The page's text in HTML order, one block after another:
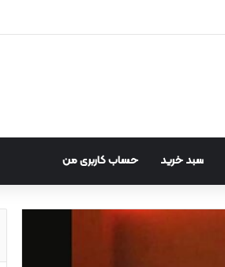
سبد خرید حساب کاربری من